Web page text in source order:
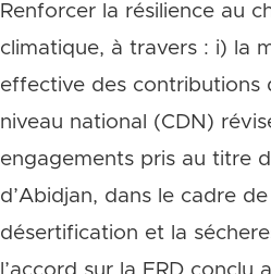
Renforcer la résilience au
climatique, à travers : i) la
effective des contributions
niveau national (CDN)
engagements pris au titre
d’Abidjan, dans le cadre de
désertification et la